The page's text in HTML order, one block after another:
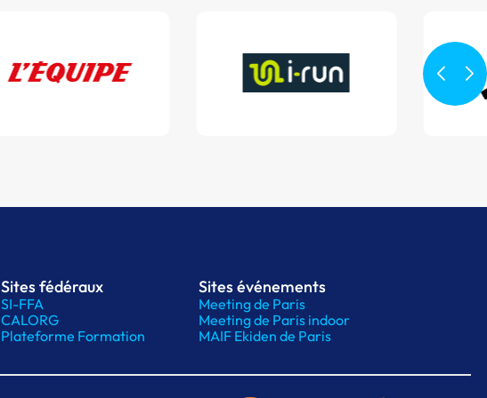
Sites fédéraux
SI-FFA
CALORG
Plateforme Formation
Sites événements
Meeting de Paris
Meeting de Paris indoor
MAIF Ekiden de Paris